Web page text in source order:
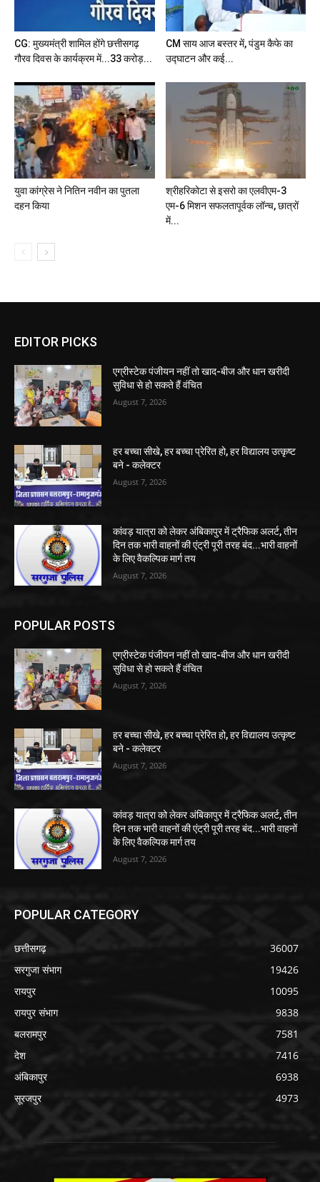
CG: मुख्यमंत्री शामिल होंगे छत्तीसगढ़
गौरव दिवस के कार्यक्रम में...33 करोड़...
CM साय आज बस्तर में, पंडुम कैफे का
उद्घाटन और कई...
युवा कांग्रेस ने नितिन नवीन का पुतला
दहन किया
श्रीहरिकोटा से इसरो का एलवीएम-3
एम-6 मिशन सफलतापूर्वक लॉन्च, छात्रों
में...
EDITOR PICKS
एग्रीस्टेक पंजीयन नहीं तो खाद-बीज और धान खरीदी
सुविधा से हो सकते हैं वंचित
August 7, 2026
हर बच्चा सीखे, हर बच्चा प्रेरित हो, हर विद्यालय उत्कृष्ट
बने - कलेक्टर
August 7, 2026
कांवड़ यात्रा को लेकर अंबिकापुर में ट्रैफिक अलर्ट, तीन
दिन तक भारी वाहनों की एंट्री पूरी तरह बंद...भारी वाहनों
के लिए वैकल्पिक मार्ग तय
August 7, 2026
POPULAR POSTS
एग्रीस्टेक पंजीयन नहीं तो खाद-बीज और धान खरीदी
सुविधा से हो सकते हैं वंचित
August 7, 2026
हर बच्चा सीखे, हर बच्चा प्रेरित हो, हर विद्यालय उत्कृष्ट
बने - कलेक्टर
August 7, 2026
कांवड़ यात्रा को लेकर अंबिकापुर में ट्रैफिक अलर्ट, तीन
दिन तक भारी वाहनों की एंट्री पूरी तरह बंद...भारी वाहनों
के लिए वैकल्पिक मार्ग तय
August 7, 2026
POPULAR CATEGORY
छत्तीसगढ़
36007
सरगुजा संभाग
19426
रायपुर
10095
रायपुर संभाग
9838
बलरामपुर
7581
देश
7416
अंबिकापुर
6938
सूरजपुर
4973